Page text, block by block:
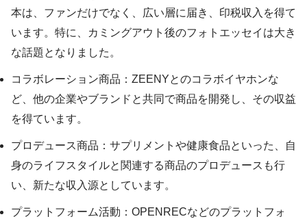
本は、ファンだけでなく、広い層に届き、印税収入を得て
います。特に、カミングアウト後のフォトエッセイは大き
な話題となりました。
コラボレーション商品：ZEENYとのコラボイヤホンな
ど、他の企業やブランドと共同で商品を開発し、その収益
を得ています。
プロデュース商品：サプリメントや健康食品といった、自
身のライフスタイルと関連する商品のプロデュースも行
い、新たな収入源としています。
プラットフォーム活動：OPENRECなどのプラットフォ